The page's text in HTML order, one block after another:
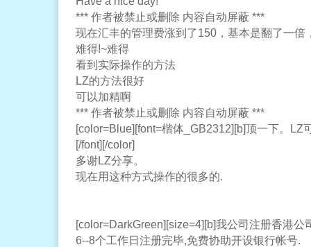
*** 作者被禁止或删除 内容自动屏蔽 ***
现在汇丰的管理费涨到了150，基本是翻了一倍
难得!~难得
看到实际操作的方法
LZ的方法很好
可以加精啊
*** 作者被禁止或删除 内容自动屏蔽 ***
[color=Blue][font=楷体_GB2312][b]顶一下。LZ
[/font][/color]
多谢LZ分享。
现在用这种方式操作的很多的.
[color=DarkGreen][size=4][b]我公司注册香港公
6--8个工作日注册完毕,免费协助开设银行帐号.